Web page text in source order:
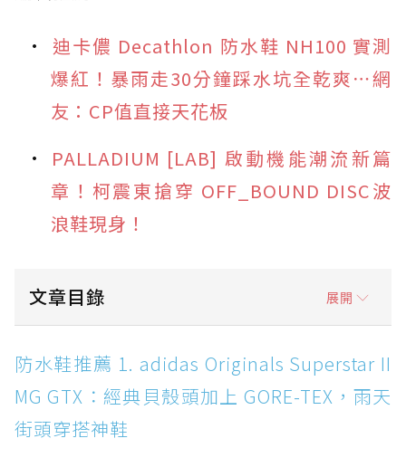
迪卡儂 Decathlon 防水鞋 NH100 實測
爆紅！暴雨走30分鐘踩水坑全乾爽⋯網
友：CP值直接天花板
PALLADIUM [LAB] 啟動機能潮流新篇
章！柯震東搶穿 OFF_BOUND DISC波
浪鞋現身！
文章目錄 展開
防水鞋推薦 1. adidas Originals Superstar II
MG GTX：經典貝殼頭加上 GORE-TEX，雨天街
頭穿搭神鞋
防水鞋推薦 2. New Balance Hierro v9 GORE-
防水鞋推薦 1. adidas Originals Superstar II
MG GTX：經典貝殼頭加上 GORE-TEX，雨天
街頭穿搭神鞋